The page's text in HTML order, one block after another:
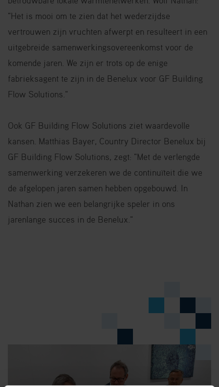
"Het is mooi om te zien dat het wederzijdse
vertrouwen zijn vruchten afwerpt en resulteert in een
uitgebreide samenwerkingsovereenkomst voor de
komende jaren. We zijn er trots op de enige
fabrieksagent te zijn in de Benelux voor GF Building
Flow Solutions."
Ook GF Building Flow Solutions ziet waardevolle
kansen. Matthias Bayer, Country Director Benelux bij
GF Building Flow Solutions, zegt: "Met de verlengde
samenwerking verzekeren we de continuïteit die we
de afgelopen jaren samen hebben opgebouwd. In
Nathan zien we een belangrijke speler in ons
jarenlange succes in de Benelux."